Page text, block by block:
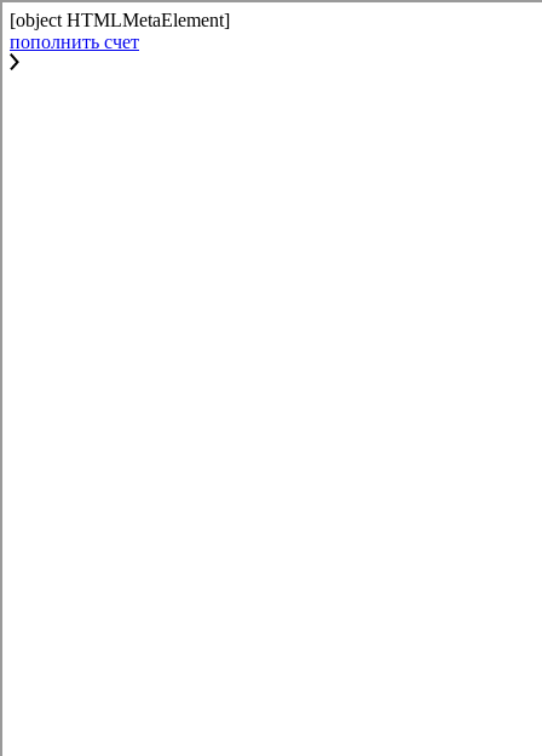
[object HTMLMetaElement]
пополнить счет